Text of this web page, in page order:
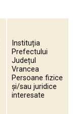
Instituția
Prefectului
Județul
Vrancea
Persoane fizice
și/sau juridice
interesate